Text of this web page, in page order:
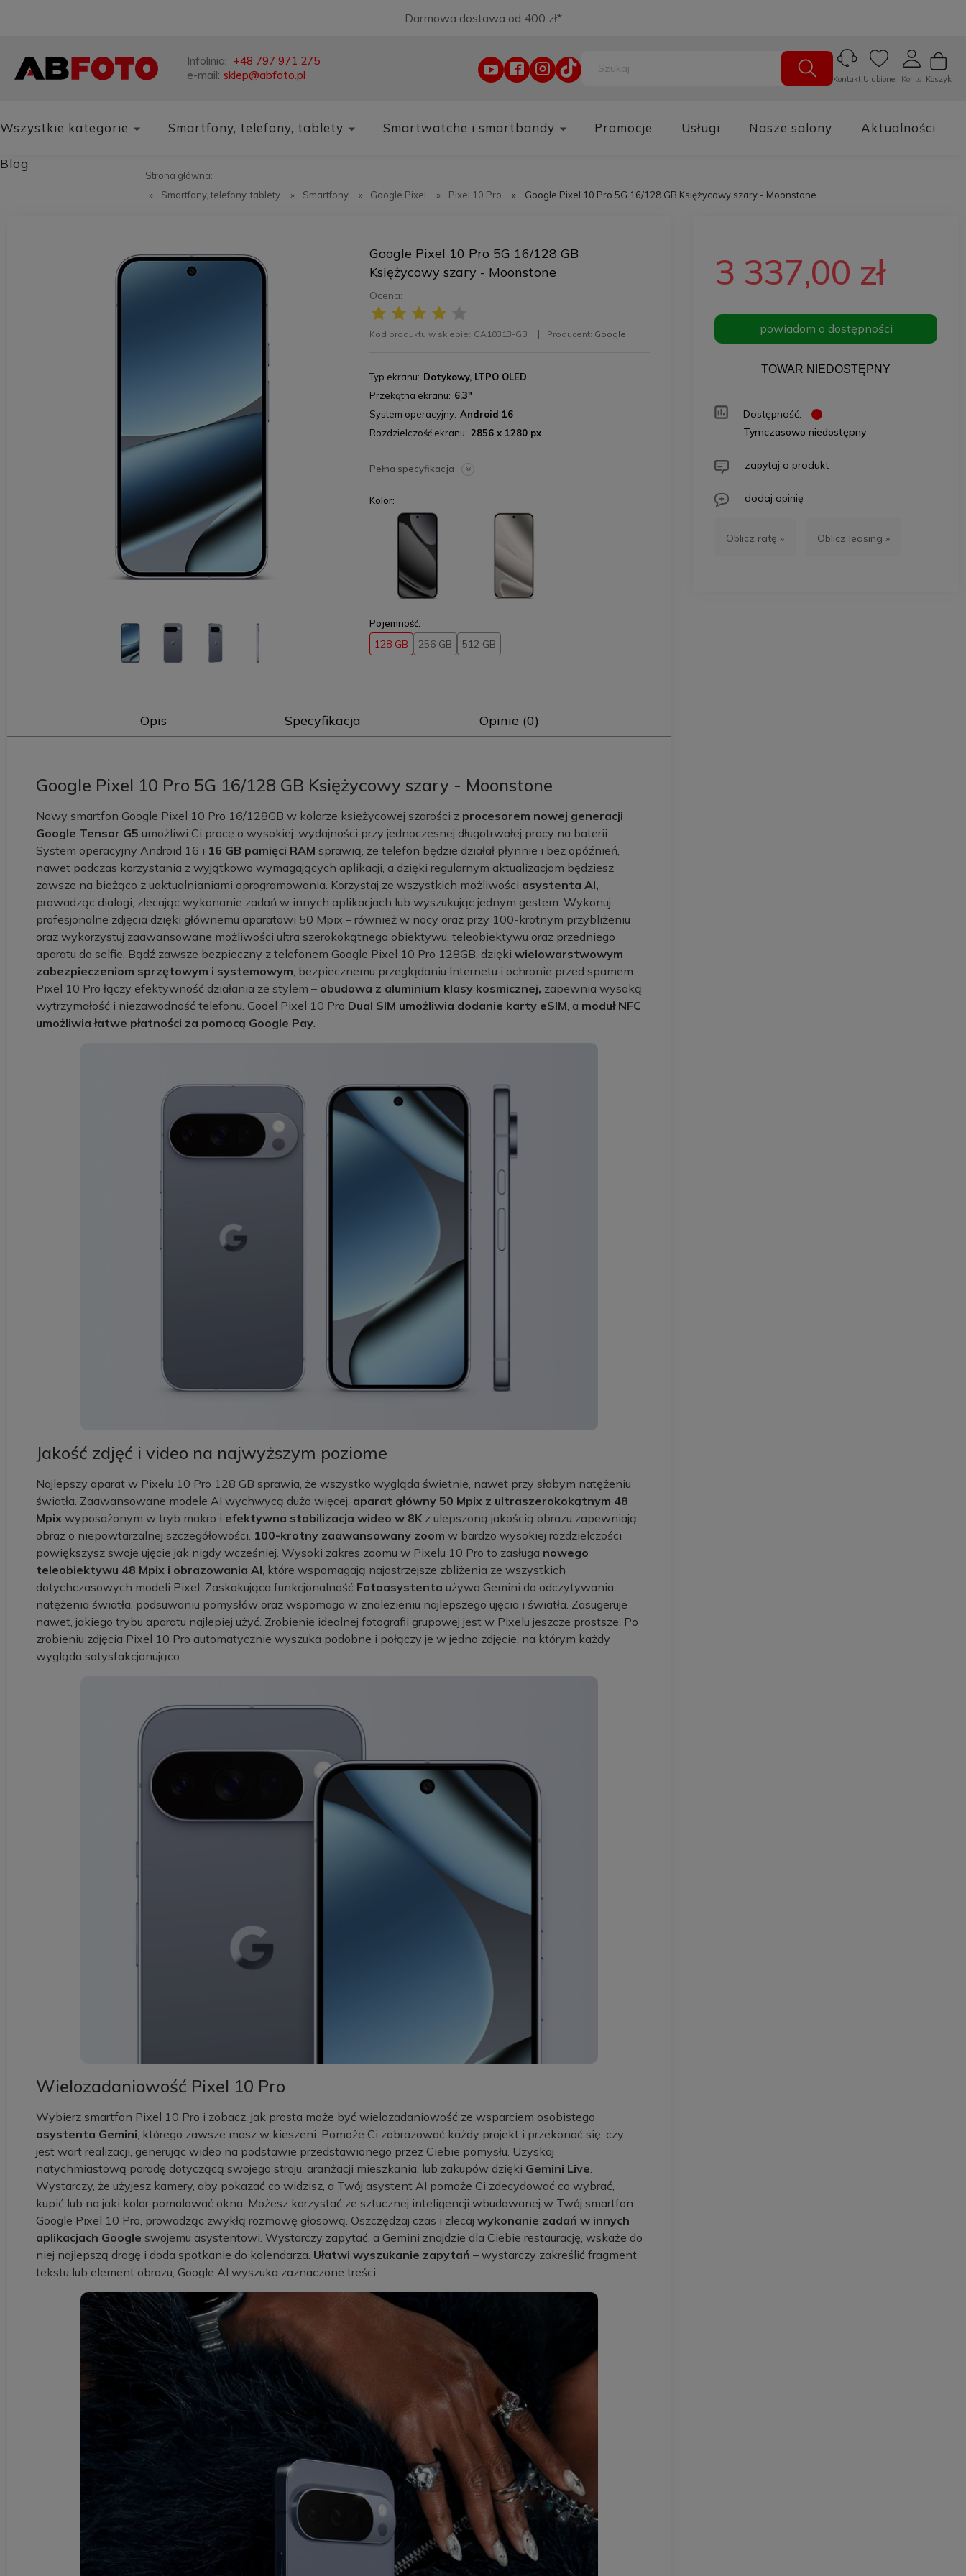
Darmowa dostawa od 400 zł*
Infolinia: +48 797 971 275
e-mail: sklep@abfoto.pl Koszyk
Konto
Ulubione
Kontakt
Wszystkie kategorie Smartfony, telefony, tablety Smartwatche i smartbandy Promocje Usługi Nasze salony Aktualności
Blog
Strona główna:
»
Smartfony, telefony, tablety » Smartfony » Google Pixel » Pixel 10 Pro » Google Pixel 10 Pro 5G 16/128 GB Księżycowy szary - Moonstone
Google Pixel 10 Pro 5G 16/128 GB
Księżycowy szary - Moonstone
Ocena:
Kod produktu w sklepie: GA10313-GB Producent: Google
Typ ekranu
Dotykowy, LTPO OLED
Przekątna ekranu
6.3"
System operacyjny Android 16
Rozdzielczość ekranu 2856 x 1280 px
Pełna specyfikacja
Kolor:
Pojemność:
128 GB 256 GB 512 GB
Opis Specyfikacja Opinie (0)
Google Pixel 10 Pro 5G 16/128 GB Księżycowy szary - Moonstone
Nowy smartfon Google Pixel 10 Pro 16/128GB w kolorze księżycowej szarości z procesorem nowej generacji
Google Tensor G5 umożliwi Ci pracę o wysokiej. wydajności przy jednoczesnej długotrwałej pracy na baterii.
System operacyjny Android 16 i 16 GB pamięci RAM sprawią, że telefon będzie działał płynnie i bez opóźnień,
nawet podczas korzystania z wyjątkowo wymagających aplikacji, a dzięki regularnym aktualizacjom będziesz
zawsze na bieżąco z uaktualnianiami oprogramowania. Korzystaj ze wszystkich możliwości asystenta AI,
prowadząc dialogi, zlecając wykonanie zadań w innych aplikacjach lub wyszukując jednym gestem. Wykonuj
profesjonalne zdjęcia dzięki głównemu aparatowi 50 Mpix – również w nocy oraz przy 100-krotnym przybliżeniu
oraz wykorzystuj zaawansowane możliwości ultra szerokokątnego obiektywu, teleobiektywu oraz przedniego
aparatu do selfie. Bądź zawsze bezpieczny z telefonem Google Pixel 10 Pro 128GB, dzięki wielowarstwowym
zabezpieczeniom sprzętowym i systemowym , bezpiecznemu przeglądaniu Internetu i ochronie przed spamem.
Pixel 10 Pro łączy efektywność działania ze stylem – obudowa z aluminium klasy kosmicznej, zapewnia wysoką
wytrzymałość i niezawodność telefonu. Gooel Pixel 10 Pro Dual SIM umożliwia dodanie karty eSIM , a moduł NFC
umożliwia łatwe płatności za pomocą Google Pay
Jakość zdjęć i video na najwyższym poziome
Najlepszy aparat w Pixelu 10 Pro 128 GB sprawia, że wszystko wygląda świetnie, nawet przy słabym natężeniu
światła. Zaawansowane modele AI wychwycą dużo więcej, aparat główny 50 Mpix z ultraszerokokątnym 48
Mpix wyposażonym w tryb makro i efektywna stabilizacja wideo w 8K z ulepszoną jakością obrazu zapewniają
obraz o niepowtarzalnej szczegółowości. 100-krotny zaawansowany zoom w bardzo wysokiej rozdzielczości
powiększysz swoje ujęcie jak nigdy wcześniej. Wysoki zakres zoomu w Pixelu 10 Pro to zasługa nowego
teleobiektywu 48 Mpix i obrazowania AI , które wspomagają najostrzejsze zbliżenia ze wszystkich
dotychczasowych modeli Pixel. Zaskakująca funkcjonalność Fotoasystenta używa Gemini do odczytywania
natężenia światła, podsuwaniu pomysłów oraz wspomaga w znalezieniu najlepszego ujęcia i światła. Zasugeruje
nawet, jakiego trybu aparatu najlepiej użyć. Zrobienie idealnej fotografii grupowej jest w Pixelu jeszcze prostsze. Po
zrobieniu zdjęcia Pixel 10 Pro automatycznie wyszuka podobne i połączy je w jedno zdjęcie, na którym każdy
wygląda satysfakcjonująco.
Wielozadaniowość Pixel 10 Pro
Wybierz smartfon Pixel 10 Pro i zobacz, jak prosta może być wielozadaniowość ze wsparciem osobistego
asystenta Gemini, którego zawsze masz w kieszeni. Pomoże Ci zobrazować każdy projekt i przekonać się, czy
jest wart realizacji, generując wideo na podstawie przedstawionego przez Ciebie pomysłu. Uzyskaj
natychmiastową poradę dotyczącą swojego stroju, aranżacji mieszkania, lub zakupów dzięki Gemini Live.
Wystarczy, że użyjesz kamery, aby pokazać co widzisz, a Twój asystent AI pomoże Ci zdecydować co wybrać,
kupić lub na jaki kolor pomalować okna. Możesz korzystać ze sztucznej inteligencji wbudowanej w Twój smartfon
Google Pixel 10 Pro, prowadząc zwykłą rozmowę głosową. Oszczędzaj czas i zlecaj wykonanie zadań w innych
aplikacjach Google swojemu asystentowi. Wystarczy zapytać, a Gemini znajdzie dla Ciebie restaurację, wskaże do
niej najlepszą drogę i doda spotkanie do kalendarza. Ułatwi wyszukanie zapytań – wystarczy zakreślić fragment
tekstu lub element obrazu, Google AI wyszuka zaznaczone treści.
3 337,00 zł
powiadom o dostępności
TOWAR NIEDOSTĘPNY
Dostępność:
Tymczasowo niedostępny
zapytaj o produkt
dodaj opinię
Oblicz ratę » Oblicz leasing »